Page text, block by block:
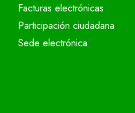
Facturas electrónicas
Participación ciudadana
Sede electrónica